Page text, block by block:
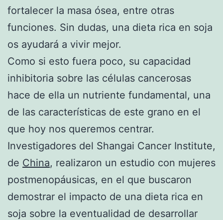
fortalecer la masa ósea, entre otras
funciones. Sin dudas, una dieta rica en soja
os ayudará a vivir mejor.
Como si esto fuera poco, su capacidad
inhibitoria sobre las células cancerosas
hace de ella un nutriente fundamental, una
de las características de este grano en el
que hoy nos queremos centrar.
Investigadores del Shangai Cancer Institute,
de China, realizaron un estudio con mujeres
postmenopáusicas, en el que buscaron
demostrar el impacto de una dieta rica en
soja sobre la eventualidad de desarrollar